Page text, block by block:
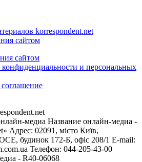
korrespondent.net
сайтом
сайтом
и персональных
соглашение
медиа Название онлайн-медиа -
Адрес: 02091, місто Київ,
будинок 172-Б, офіс 208/1 E-mail:
Телефон: 044-205-43-00
- R40-06068